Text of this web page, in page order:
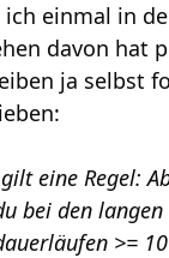
ich einmal in
davon hat
ja selbst
eine Regel:
bei den langen
>=